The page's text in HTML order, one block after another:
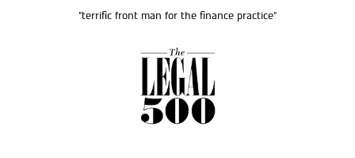
"terrific front man for the finance practice"